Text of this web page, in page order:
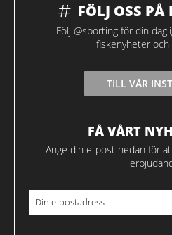
FÖLJ OSS
Följ @sporting för din
fiskenyheter och
TILL VÅR
FÅ VÅRT
Ange din e-post nedan för